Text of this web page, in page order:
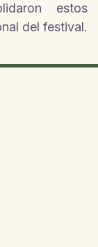
estos
del festival.